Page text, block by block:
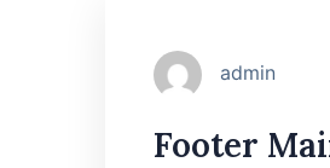
admin
Footer